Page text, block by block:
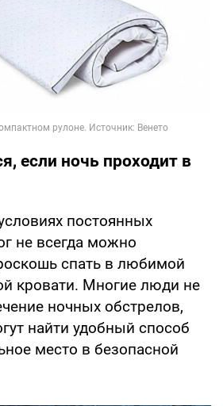
если ночь проходит в
постоянных
не всегда можно
спать в любимой
кровати. Многие люди не
ночных обстрелов,
найти удобный способ
место в безопасной